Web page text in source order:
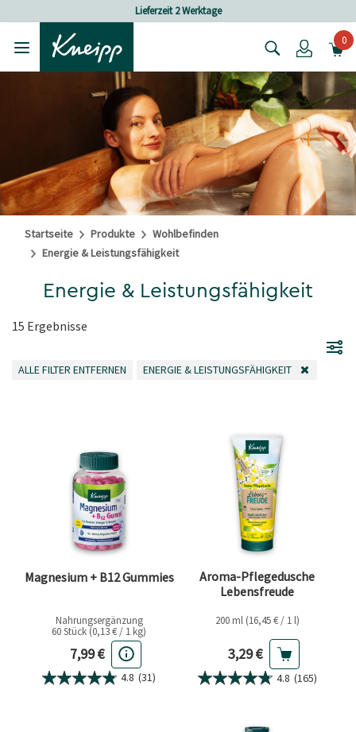
Versandkostenfrei ab 25 € Bestellwert
Login0
Startseite Produkte
Wohlbefinden
Energie & Leistungsfähigkeit
Energie & Leistungsfähigkeit
15 Ergebnisse
ALLE FILTER ENTFERNEN
ENERGIE & LEISTUNGSFÄHIGKEIT
Magnesium + B12 Gummies
Nahrungsergänzung
60 Stück (0,13 € / 1 kg)
Aktueller Preis
7,99 €
4.8 (31)
Aroma-Pflegedusche
Lebensfreude
200 ml (16,45 € / 1 l)
Aktueller Preis
3,29 €
4.8 (165)